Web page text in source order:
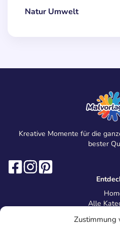
Zustimmung
Natur Umwelt
Kreative Momente für die
bester
Alle